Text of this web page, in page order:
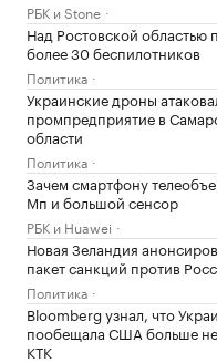
РБК и Stone
Над Ростовской областью
более 30 беспилотников
Политика
Украинские дроны
промпредприятие в
области
Политика
Зачем смартфону
Мп и большой сенсор
РБК и Huawei
Новая Зеландия
пакет санкций против
Политика
Bloomberg узнал, что
пообещала США больше не
КТК